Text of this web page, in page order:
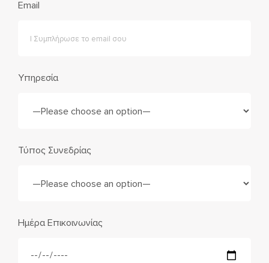
Email
Υπηρεσία
Τύπος Συνεδρίας
Ημέρα Επικοινωνίας